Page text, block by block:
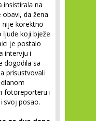
insistirala na
da žena
nije korektno
koji bježe
je postalo
intervju i
dogodila sa
prisustvovali
fotoreporteru i
svoj posao.